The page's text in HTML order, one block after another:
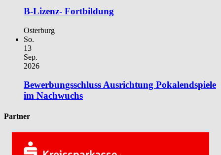
B-Lizenz- Fortbildung
Osterburg
So.
13
Sep.
2026
Bewerbungsschluss Ausrichtung Pokalendspiele
im Nachwuchs
Partner